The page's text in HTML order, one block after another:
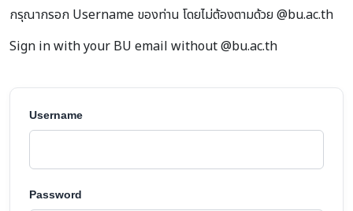
กรุณากรอก Username ของท่าน โดยไม่ต้องตามด้วย @bu.ac.th
Sign in with your BU email without @bu.ac.th
Username
Password